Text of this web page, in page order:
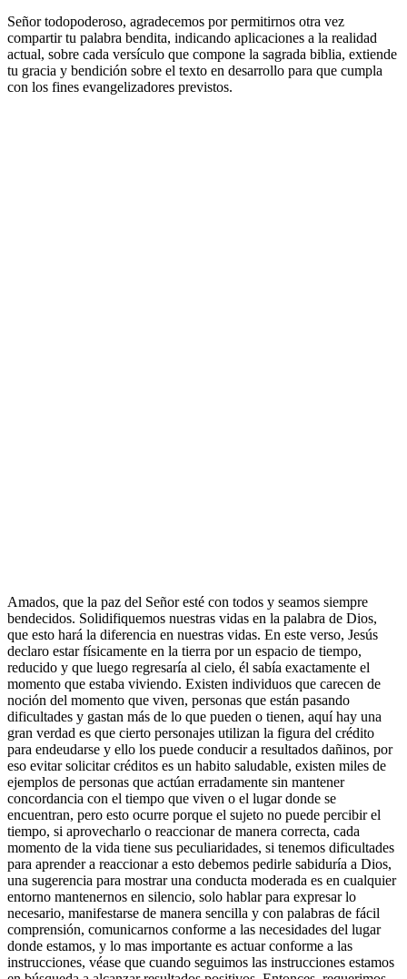
Señor todopoderoso, agradecemos por permitirnos otra vez
compartir tu palabra bendita, indicando aplicaciones a la realidad
actual, sobre cada versículo que compone la sagrada biblia, extiende
tu gracia y bendición sobre el texto en desarrollo para que cumpla
con los fines evangelizadores previstos.
Amados, que la paz del Señor esté con todos y seamos siempre
bendecidos. Solidifiquemos nuestras vidas en la palabra de Dios,
que esto hará la diferencia en nuestras vidas. En este verso, Jesús
declaro estar físicamente en la tierra por un espacio de tiempo,
reducido y que luego regresaría al cielo, él sabía exactamente el
momento que estaba viviendo. Existen individuos que carecen de
noción del momento que viven, personas que están pasando
dificultades y gastan más de lo que pueden o tienen, aquí hay una
gran verdad es que cierto personajes utilizan la figura del crédito
para endeudarse y ello los puede conducir a resultados dañinos, por
eso evitar solicitar créditos es un habito saludable, existen miles de
ejemplos de personas que actúan erradamente sin mantener
concordancia con el tiempo que viven o el lugar donde se
encuentran, pero esto ocurre porque el sujeto no puede percibir el
tiempo, si aprovecharlo o reaccionar de manera correcta, cada
momento de la vida tiene sus peculiaridades, si tenemos dificultades
para aprender a reaccionar a esto debemos pedirle sabiduría a Dios,
una sugerencia para mostrar una conducta moderada es en cualquier
entorno mantenernos en silencio, solo hablar para expresar lo
necesario, manifestarse de manera sencilla y con palabras de fácil
comprensión, comunicarnos conforme a las necesidades del lugar
donde estamos, y lo mas importante es actuar conforme a las
instrucciones, véase que cuando seguimos las instrucciones estamos